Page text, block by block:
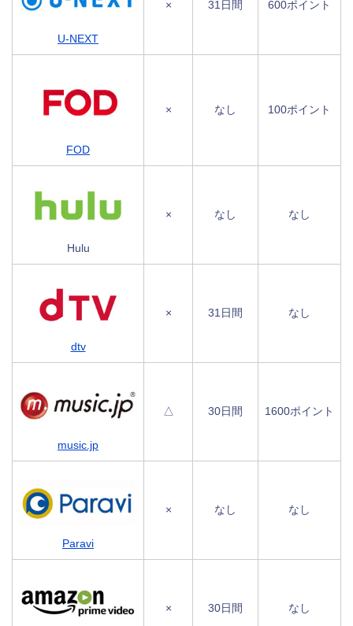
U-NEXT
× 31日間 600ポイント
FOD
× なし 100ポイント
Hulu
× なし なし
dtv
× 31日間 なし
music.jp
△ 30日間 1600ポイント
Paravi
× なし なし
× 30日間 なし